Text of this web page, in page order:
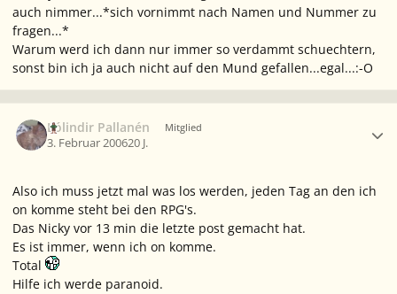
auch nimmer...*sich vornimmt nach Namen und Nummer zu
fragen...*
Warum werd ich dann nur immer so verdammt schuechtern,
sonst bin ich ja auch nicht auf den Mund gefallen...egal...:-O
Lólindir Pallanén Mitglied
3. Februar 200620 J.
Also ich muss jetzt mal was los werden, jeden Tag an den ich
on komme steht bei den RPG's.
Das Nicky vor 13 min die letzte post gemacht hat.
Es ist immer, wenn ich on komme.
Total
Hilfe ich werde paranoid.